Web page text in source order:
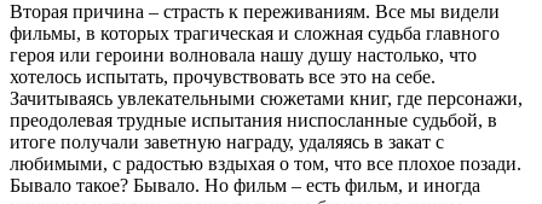
Вторая причина – страсть к переживаниям. Все мы видели
фильмы, в которых трагическая и сложная судьба главного
героя или героини волновала нашу душу настолько, что
хотелось испытать, прочувствовать все это на себе.
Зачитываясь увлекательными сюжетами книг, где персонажи,
преодолевая трудные испытания ниспосланные судьбой, в
итоге получали заветную награду, удаляясь в закат с
любимыми, с радостью вздыхая о том, что все плохое позади.
Бывало такое? Бывало. Но фильм – есть фильм, и иногда